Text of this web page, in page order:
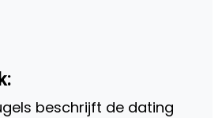
beschrijft de dating